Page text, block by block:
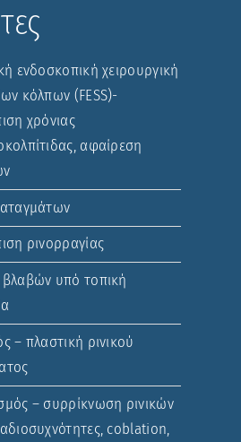
ενδοσκοπική χειρουργική
κόλπων (FESS)-
χρόνιας
αφαίρεση
ρινορραγίας
υπό τοπική
– πλαστική ρινικού
– συρρίκνωση ρινικών
coblation,